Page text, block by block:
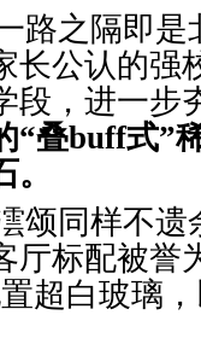
路之隔即是
长公认的强
段，进一步
“叠buff式”
颂同样不遗
厅标配被誉
超白玻璃